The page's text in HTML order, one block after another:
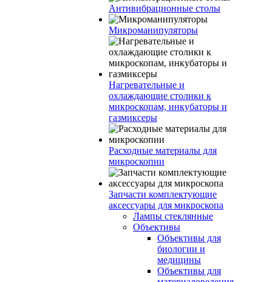
Антивибрационные столы
Микроманипуляторы
Нагревательные и
охлаждающие столики к
микроскопам, инкубаторы и
газмиксеры
Расходные материалы для
микроскопии
Запчасти комплектующие
аксессуары для микроскопа
Лампы стеклянные
Объективы
Объективы для
биологии и
медицины
Объективы для